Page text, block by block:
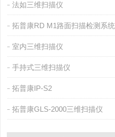
法如三维扫描仪
拓普康RD M1路面扫描检测系统
室内三维扫描仪
手持式三维扫描仪
拓普康IP-S2
拓普康GLS-2000三维扫描仪